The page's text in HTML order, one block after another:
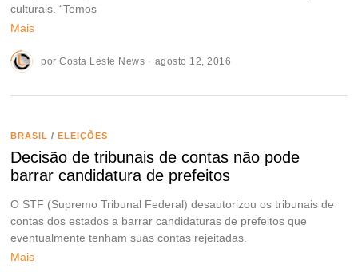
culturais. “Temos
Mais
porCosta Leste News agosto 12, 2016
BRASIL / ELEIÇÕES
Decisão de tribunais de contas não pode
barrar candidatura de prefeitos
O STF (Supremo Tribunal Federal) desautorizou os tribunais de
contas dos estados a barrar candidaturas de prefeitos que
eventualmente tenham suas contas rejeitadas.
Mais